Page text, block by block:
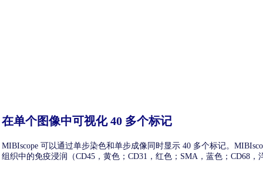
在单个图像中可视化 40 多个标记
MIBIscope 可以通过单步染色和单步成像同时显示 40 多个标记。
组织中的免疫浸润（CD45，黄色；CD31，红色；SMA，蓝色；CD68，